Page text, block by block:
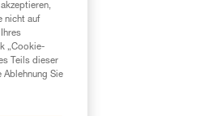
nicht auf
„Cookie-
Teils dieser
Ablehnung Sie